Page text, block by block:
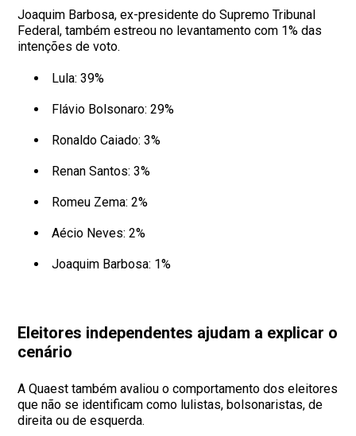
Joaquim Barbosa, ex-presidente do Supremo Tribunal
Federal, também estreou no levantamento com 1% das
intenções de voto.
Lula: 39%
Flávio Bolsonaro: 29%
Ronaldo Caiado: 3%
Renan Santos: 3%
Romeu Zema: 2%
Aécio Neves: 2%
Joaquim Barbosa: 1%
Eleitores independentes ajudam a explicar o
cenário
A Quaest também avaliou o comportamento dos eleitores
que não se identificam como lulistas, bolsonaristas, de
direita ou de esquerda.